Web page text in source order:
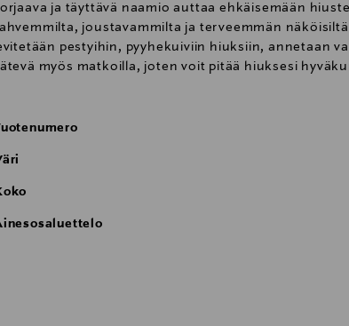
ja täyttävä naamio auttaa ehkäisemään
joustavammilta ja terveemmän
pestyihin, pyyhekuiviin hiuksiin, annetaan
myös matkoilla, joten voit pitää hiuksesi